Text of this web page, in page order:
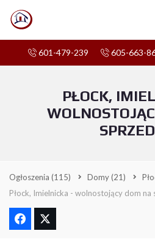
601-479-239 605-663-
PŁOCK,
Ogłoszenia (115) Domy(21)
Płock, Imielnicka - wolnostojący dom na